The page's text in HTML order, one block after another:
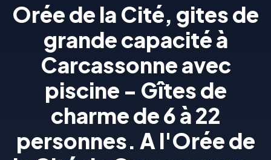
Orée de la Cité, gites de
grande capacité à
Carcassonne avec
piscine - Gîtes de
charme de 6 à 22
personnes. A l'Orée de